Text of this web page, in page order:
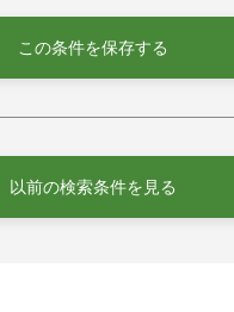
この条件を保存する
以前の検索条件を見る